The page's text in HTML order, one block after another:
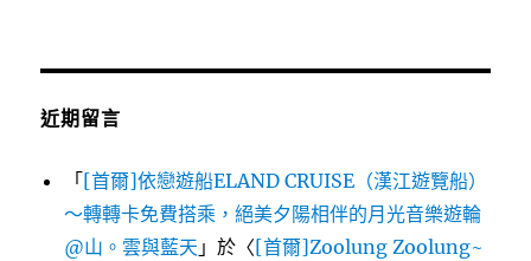
近期留言
「[首爾]依戀遊船ELAND CRUISE（漢江遊覽船）
～轉轉卡免費搭乘，絕美夕陽相伴的月光音樂遊輪
@山。雲與藍天 」於〈[首爾]Zoolung Zoolung~